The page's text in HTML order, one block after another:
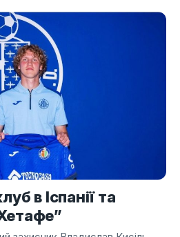
в Іспанії та